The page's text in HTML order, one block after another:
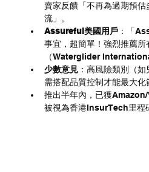
賣家反饋「不再為過期預
流」。
Assureful美國用戶：「
事宜，超簡單！強烈推薦所
（Waterglider
少數意見：高風險類別（如
需搭配品質控制才能最大化
推出半年內，已獲
被視為香港InsurTech里程